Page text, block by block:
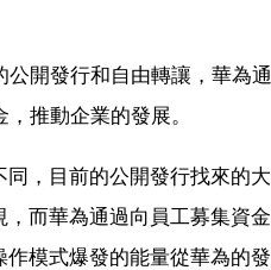
開發行和自由轉讓，華為
推動企業的發展。
同，目前的公開發行找來的
而華為通過向員工募集資
模式爆發的能量從華為的